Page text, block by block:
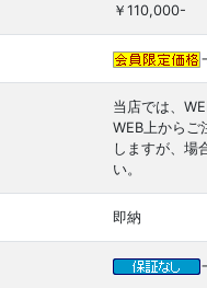
￥110,000-
当店では、
WEB上からご
しますが、場
い。
即納